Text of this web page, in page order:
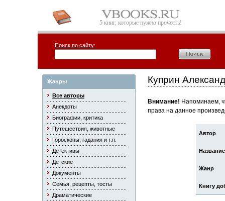
5 книг, которые нужно прочесть!
Поиск по сайту:
Жанры
Все авторы
Анекдоты
Биографии, критика
Путешествия, животные
Гороскопы, гадания и т.п.
Детективы
Детские
Документы
Семья, рецепты, тосты
Драматические
Куприн
Внимание! Напоминаем,
права на данное
Автор
Название
Жанр
Книгу